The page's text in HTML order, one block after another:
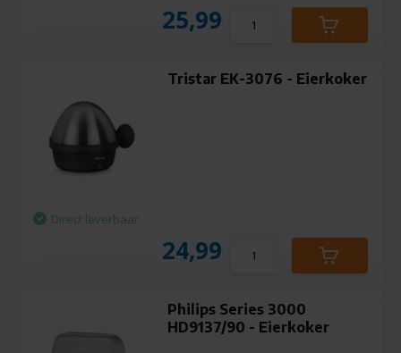
25,99
Tristar EK-3076 - Eierkoker
Direct leverbaar
24,99
Philips Series 3000
HD9137/90 - Eierkoker